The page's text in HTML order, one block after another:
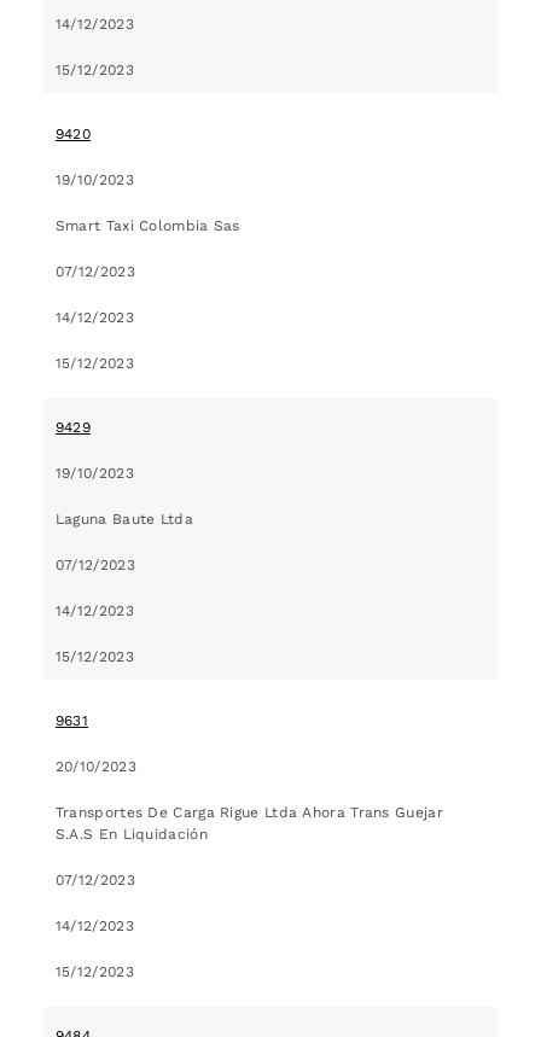
14/12/2023
15/12/2023
9420
19/10/2023
Smart Taxi Colombia Sas
07/12/2023
14/12/2023
15/12/2023
9429
19/10/2023
Laguna Baute Ltda
07/12/2023
14/12/2023
15/12/2023
9631
20/10/2023
Transportes De Carga Rigue Ltda Ahora Trans Guejar
S.A.S En Liquidación
07/12/2023
14/12/2023
15/12/2023